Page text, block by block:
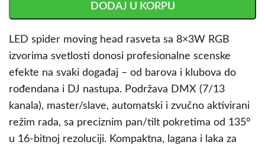
DODAJ U KORPU
LED spider moving head rasveta sa 8×3W RGB
izvorima svetlosti donosi profesionalne scenske
efekte na svaki događaj – od barova i klubova do
rođendana i DJ nastupa. Podržava DMX (7/13
kanala), master/slave, automatski i zvučno aktivirani
režim rada, sa preciznim pan/tilt pokretima od 135°
u 16-bitnoj rezoluciji. Kompaktna, lagana i laka za